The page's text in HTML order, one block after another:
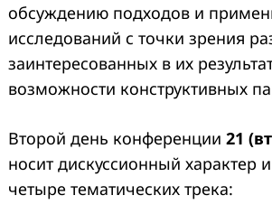
обсуждению подходов и
исследований с точки зрения
заинтересованных в их
возможности конструктивных
Второй день конференции 21
носит дискуссионный характер
четыре тематических трека: